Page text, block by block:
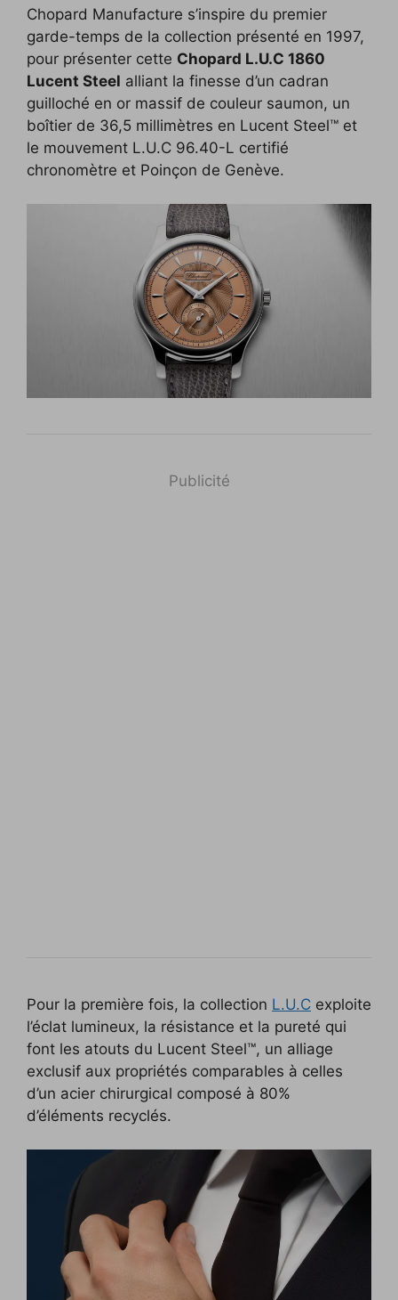
c
e
b
o
o
k
i
t
t
e
r
p
y
L
i
n
k
n
k
e
d
I
n
f
f
e
r
d
d
i
t
n
t
e
r
e
s
t
Chopard Manufacture s’inspire du premier
garde-temps de la collection présenté en 1997,
pour présenter cette Chopard L.U.C 1860
Lucent Steel alliant la finesse d’un cadran
guilloché en or massif de couleur saumon, un
boîtier de 36,5 millimètres en Lucent Steel™ et
le mouvement L.U.C 96.40-L certifié
chronomètre et Poinçon de Genève.
Publicité
Pour la première fois, la collection L.U.C exploite
l’éclat lumineux, la résistance et la pureté qui
font les atouts du Lucent Steel™, un alliage
exclusif aux propriétés comparables à celles
d’un acier chirurgical composé à 80%
d’éléments recyclés.